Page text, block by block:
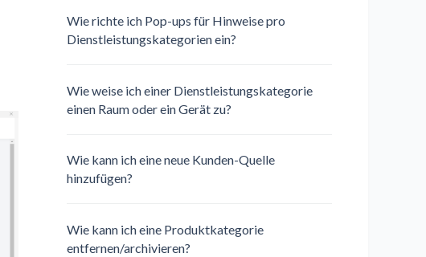
Wie richte ich Pop-ups für Hinweise pro
Dienstleistungskategorien ein?
Wie weise ich einer Dienstleistungskategorie
einen Raum oder ein Gerät zu?
Wie kann ich eine neue Kunden-Quelle
hinzufügen?
Wie kann ich eine Produktkategorie
entfernen/archivieren?